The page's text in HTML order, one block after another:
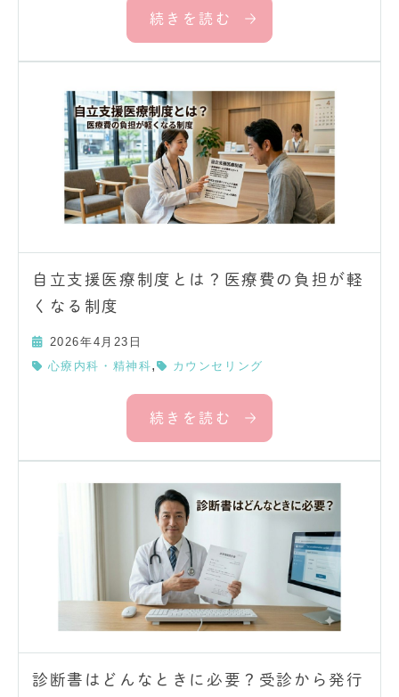
続きを読む
自立支援医療制度とは？医療費の負担が軽
くなる制度
2026年4月23日
心療内科・精神科, カウンセリング
続きを読む
診断書はどんなときに必要？受診から発行